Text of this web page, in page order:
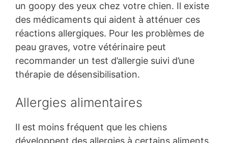
un goopy des yeux chez votre chien. Il existe
des médicaments qui aident à atténuer ces
réactions allergiques. Pour les problèmes de
peau graves, votre vétérinaire peut
recommander un test d’allergie suivi d’une
thérapie de désensibilisation.
Allergies alimentaires
Il est moins fréquent que les chiens
développent des allergies à certains aliments.